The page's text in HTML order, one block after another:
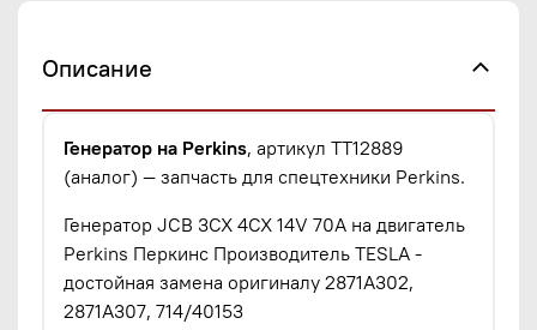
Описание
Генератор на Perkins, артикул TT12889
(аналог) — запчасть для спецтехники Perkins.
Генератор JCB 3CX 4CX 14V 70A на двигатель
Perkins Перкинс Производитель TESLA -
достойная замена оригиналу 2871A302,
2871A307, 714/40153